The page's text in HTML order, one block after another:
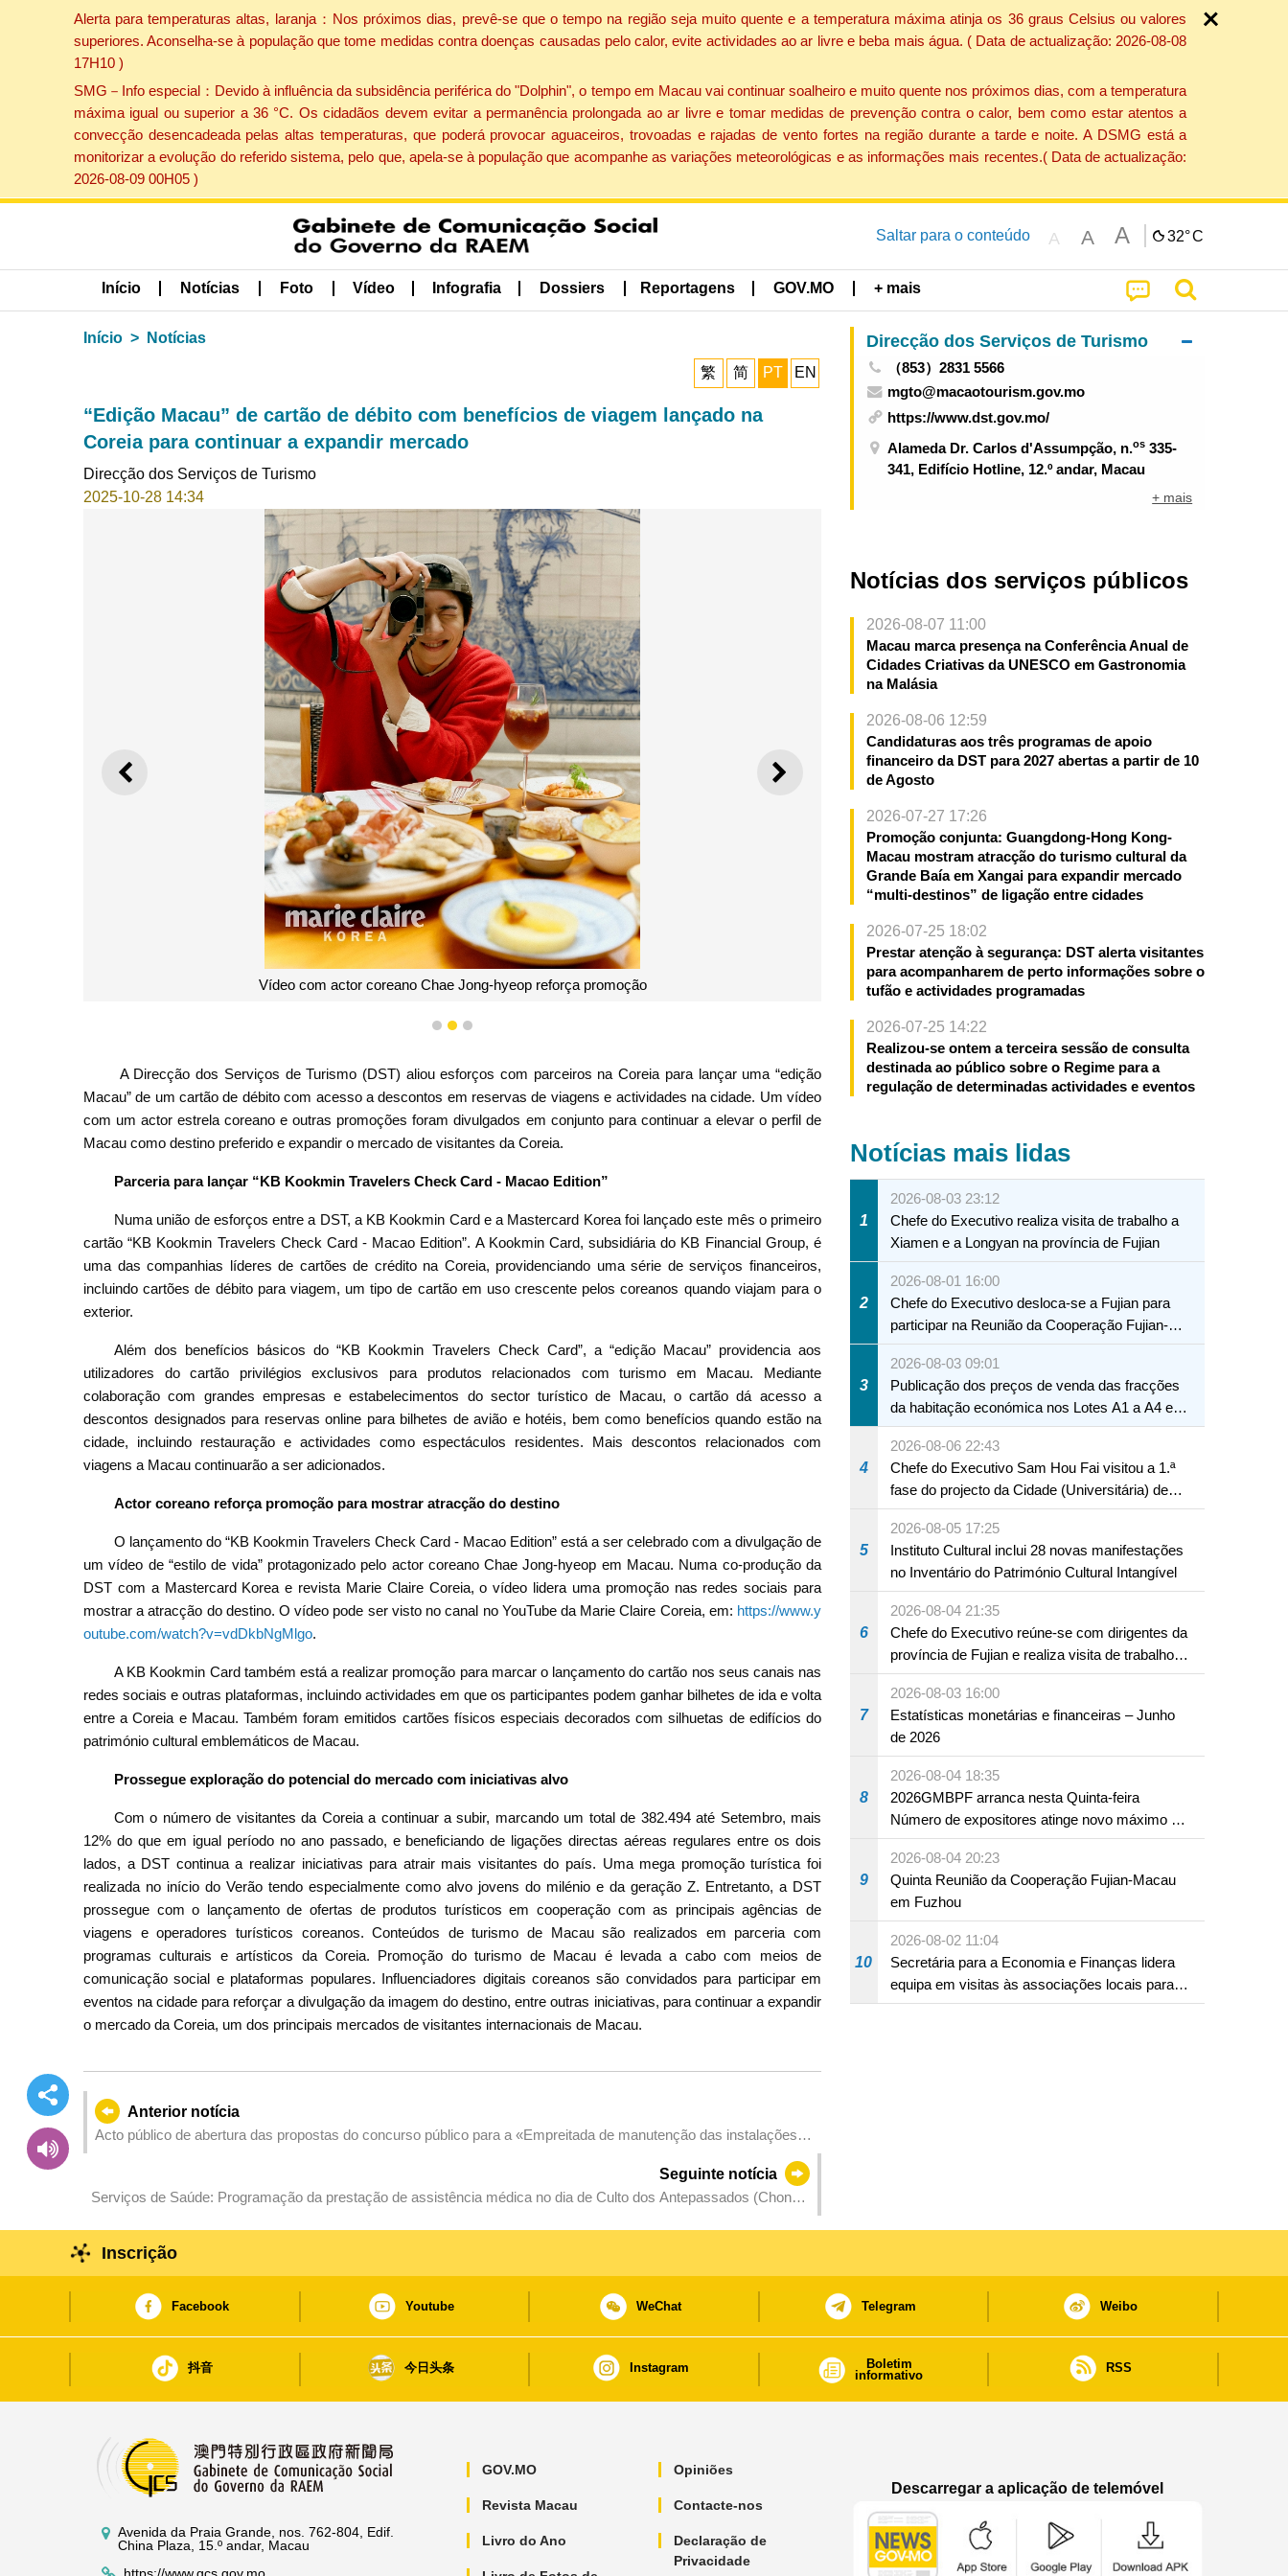
Alerta para temperaturas altas, laranja：Nos próximos dias, prevê-se que o tempo na região seja muito quente e a temperatura máxima atinja os 36 graus Celsius ou valores
superiores. Aconselha-se à população que tome medidas contra doenças causadas pelo calor, evite actividades ao ar livre e beba mais água. ( Data de actualização: 2026-08-08
17H10 )
SMG－Info especial：Devido à influência da subsidência periférica do "Dolphin", o tempo em Macau vai continuar soalheiro e muito quente nos próximos dias, com a temperatura
máxima igual ou superior a 36 °C. Os cidadãos devem evitar a permanência prolongada ao ar livre e tomar medidas de prevenção contra o calor, bem como estar atentos a
convecção desencadeada pelas altas temperaturas, que poderá provocar aguaceiros, trovoadas e rajadas de vento fortes na região durante a tarde e noite. A DSMG está a
monitorizar a evolução do referido sistema, pelo que, apela-se à população que acompanhe as variações meteorológicas e as informações mais recentes.( Data de actualização:
2026-08-09 00H05 )
Saltar para o conteúdo A A A 32°C
Início Notícias Foto Vídeo Infografia Dossiers Reportagens GOV.MO + mais
Início Notícias
繁 简 PT EN
“Edição Macau” de cartão de débito com benefícios de viagem lançado na
Coreia para continuar a expandir mercado
Direcção dos Serviços de Turismo
2025-10-28 14:34
ANTERIOR SEGUINTE
Vídeo com actor coreano Chae Jong-hyeop reforça promoção
1 2 3
A Direcção dos Serviços de Turismo (DST) aliou esforços com parceiros na Coreia para lançar uma “edição
Macau” de um cartão de débito com acesso a descontos em reservas de viagens e actividades na cidade. Um vídeo
com um actor estrela coreano e outras promoções foram divulgados em conjunto para continuar a elevar o perfil de
Macau como destino preferido e expandir o mercado de visitantes da Coreia.
Parceria para lançar “KB Kookmin Travelers Check Card - Macao Edition”
Numa união de esforços entre a DST, a KB Kookmin Card e a Mastercard Korea foi lançado este mês o primeiro
cartão “KB Kookmin Travelers Check Card - Macao Edition”. A Kookmin Card, subsidiária do KB Financial Group, é
uma das companhias líderes de cartões de crédito na Coreia, providenciando uma série de serviços financeiros,
incluindo cartões de débito para viagem, um tipo de cartão em uso crescente pelos coreanos quando viajam para o
exterior.
Além dos benefícios básicos do “KB Kookmin Travelers Check Card”, a “edição Macau” providencia aos
utilizadores do cartão privilégios exclusivos para produtos relacionados com turismo em Macau. Mediante
colaboração com grandes empresas e estabelecimentos do sector turístico de Macau, o cartão dá acesso a
descontos designados para reservas online para bilhetes de avião e hotéis, bem como benefícios quando estão na
cidade, incluindo restauração e actividades como espectáculos residentes. Mais descontos relacionados com
viagens a Macau continuarão a ser adicionados.
Actor coreano reforça promoção para mostrar atracção do destino
O lançamento do “KB Kookmin Travelers Check Card - Macao Edition” está a ser celebrado com a divulgação de
um vídeo de “estilo de vida” protagonizado pelo actor coreano Chae Jong-hyeop em Macau. Numa co-produção da
DST com a Mastercard Korea e revista Marie Claire Coreia, o vídeo lidera uma promoção nas redes sociais para
mostrar a atracção do destino. O vídeo pode ser visto no canal no YouTube da Marie Claire Coreia, em: https://www.y
outube.com/watch?v=vdDkbNgMlgo.
A KB Kookmin Card também está a realizar promoção para marcar o lançamento do cartão nos seus canais nas
redes sociais e outras plataformas, incluindo actividades em que os participantes podem ganhar bilhetes de ida e volta
entre a Coreia e Macau. Também foram emitidos cartões físicos especiais decorados com silhuetas de edifícios do
património cultural emblemáticos de Macau.
Prossegue exploração do potencial do mercado com iniciativas alvo
Com o número de visitantes da Coreia a continuar a subir, marcando um total de 382.494 até Setembro, mais
12% do que em igual período no ano passado, e beneficiando de ligações directas aéreas regulares entre os dois
lados, a DST continua a realizar iniciativas para atrair mais visitantes do país. Uma mega promoção turística foi
realizada no início do Verão tendo especialmente como alvo jovens do milénio e da geração Z. Entretanto, a DST
prossegue com o lançamento de ofertas de produtos turísticos em cooperação com as principais agências de
viagens e operadores turísticos coreanos. Conteúdos de turismo de Macau são realizados em parceria com
programas culturais e artísticos da Coreia. Promoção do turismo de Macau é levada a cabo com meios de
comunicação social e plataformas populares. Influenciadores digitais coreanos são convidados para participar em
eventos na cidade para reforçar a divulgação da imagem do destino, entre outras iniciativas, para continuar a expandir
o mercado da Coreia, um dos principais mercados de visitantes internacionais de Macau.
Anterior notícia
Acto público de abertura das propostas do concurso público para a «Empreitada de manutenção das instalações
Seguinte notícia
Serviços de Saúde: Programação da prestação de assistência médica no dia de Culto dos Antepassados (Chong
Direcção dos Serviços de Turismo
（853）2831 5566
mgto@macaotourism.gov.mo
https://www.dst.gov.mo/
Alameda Dr. Carlos d'Assumpção, n.os 335-
341, Edifício Hotline, 12.º andar, Macau
+ mais
Notícias dos serviços públicos
2026-08-07 11:00
Macau marca presença na Conferência Anual de
Cidades Criativas da UNESCO em Gastronomia
na Malásia
2026-08-06 12:59
Candidaturas aos três programas de apoio
financeiro da DST para 2027 abertas a partir de 10
de Agosto
2026-07-27 17:26
Promoção conjunta: Guangdong-Hong Kong-
Macau mostram atracção do turismo cultural da
Grande Baía em Xangai para expandir mercado
“multi-destinos” de ligação entre cidades
2026-07-25 18:02
Prestar atenção à segurança: DST alerta visitantes
para acompanharem de perto informações sobre o
tufão e actividades programadas
2026-07-25 14:22
Realizou-se ontem a terceira sessão de consulta
destinada ao público sobre o Regime para a
regulação de determinadas actividades e eventos
Notícias mais lidas
1
2026-08-03 23:12
Chefe do Executivo realiza visita de trabalho a
Xiamen e a Longyan na província de Fujian
2
2026-08-01 16:00
Chefe do Executivo desloca-se a Fujian para
participar na Reunião da Cooperação Fujian-
Macau
3
2026-08-03 09:01
Publicação dos preços de venda das fracções
da habitação económica nos Lotes A1 a A4 e
A12 da Zona A dos Novos Aterros
4
2026-08-06 22:43
Chefe do Executivo Sam Hou Fai visitou a 1.ª
fase do projecto da Cidade (Universitária) de
Educação Internacional de Macau e Hengqin
5
2026-08-05 17:25
Instituto Cultural inclui 28 novas manifestações
no Inventário do Património Cultural Intangível
6
2026-08-04 21:35
Chefe do Executivo reúne-se com dirigentes da
província de Fujian e realiza visita de trabalho
em Fuzhou
7
2026-08-03 16:00
Estatísticas monetárias e financeiras – Junho
de 2026
8
2026-08-04 18:35
2026GMBPF arranca nesta Quinta-feira
Número de expositores atinge novo máximo em
18 anos
9
2026-08-04 20:23
Quinta Reunião da Cooperação Fujian-Macau
em Fuzhou
10
2026-08-02 11:04
Secretária para a Economia e Finanças lidera
equipa em visitas às associações locais para
consolidar consensos e promover os trabalhos
Inscrição
Facebook Youtube WeChat Telegram Weibo
抖音 今日头条 Instagram
Boletim
informativo
RSS
Avenida da Praia Grande, nos. 762-804, Edif.
China Plaza, 15.º andar, Macau
https://www.gcs.gov.mo
GOV.MO
Revista Macau
Livro do Ano
Opiniões
Contacte-nos
Declaração de
Privacidade
Descarregar a aplicação de telemóvel